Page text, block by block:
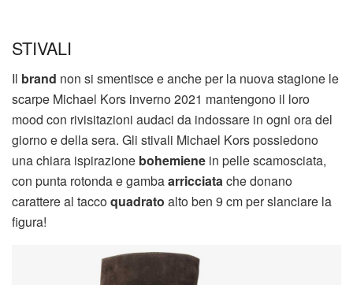
STIVALI
Il brand non si smentisce e anche per la nuova stagione le
scarpe Michael Kors inverno 2021 mantengono il loro
mood con rivisitazioni audaci da indossare in ogni ora del
giorno e della sera. Gli stivali Michael Kors possiedono
una chiara ispirazione bohemiene in pelle scamosciata,
con punta rotonda e gambaarricciatache donano
carattere al taccoquadrato alto ben 9 cm per slanciare la
figura!